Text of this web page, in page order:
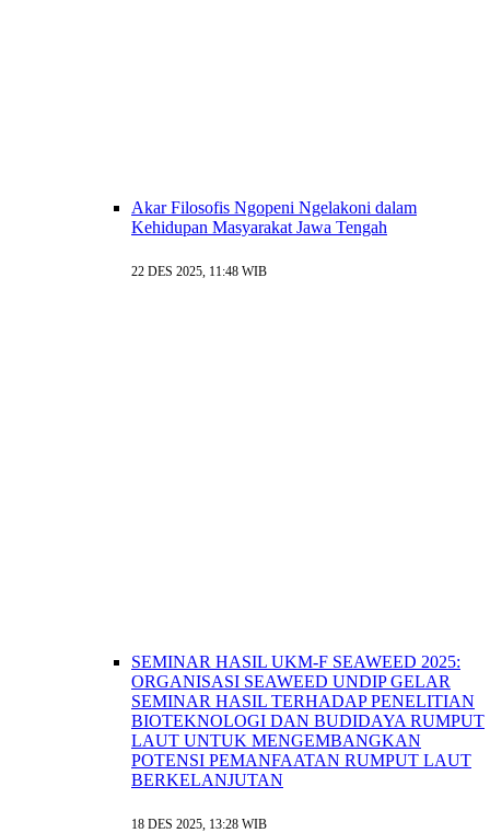
Akar Filosofis Ngopeni Ngelakoni dalam
Kehidupan Masyarakat Jawa Tengah
22 DES 2025, 11:48 WIB
SEMINAR HASIL UKM-F SEAWEED 2025:
ORGANISASI SEAWEED UNDIP GELAR
SEMINAR HASIL TERHADAP PENELITIAN
BIOTEKNOLOGI DAN BUDIDAYA RUMPUT
LAUT UNTUK MENGEMBANGKAN
POTENSI PEMANFAATAN RUMPUT LAUT
BERKELANJUTAN
18 DES 2025, 13:28 WIB